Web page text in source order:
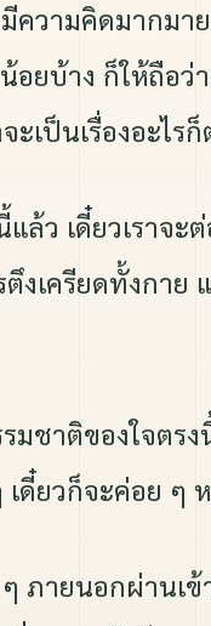
ความคิดมากมา
อยบ้าง ก็ให้ถือ
เป็นเรื่องอะไร
แล้ว เดี๋ยวเราจ
ตึงเครียดทั้งกา
มชาติของใจตร
เดี๋ยวก็จะค่อย
ๆ ภายนอกผ่าน